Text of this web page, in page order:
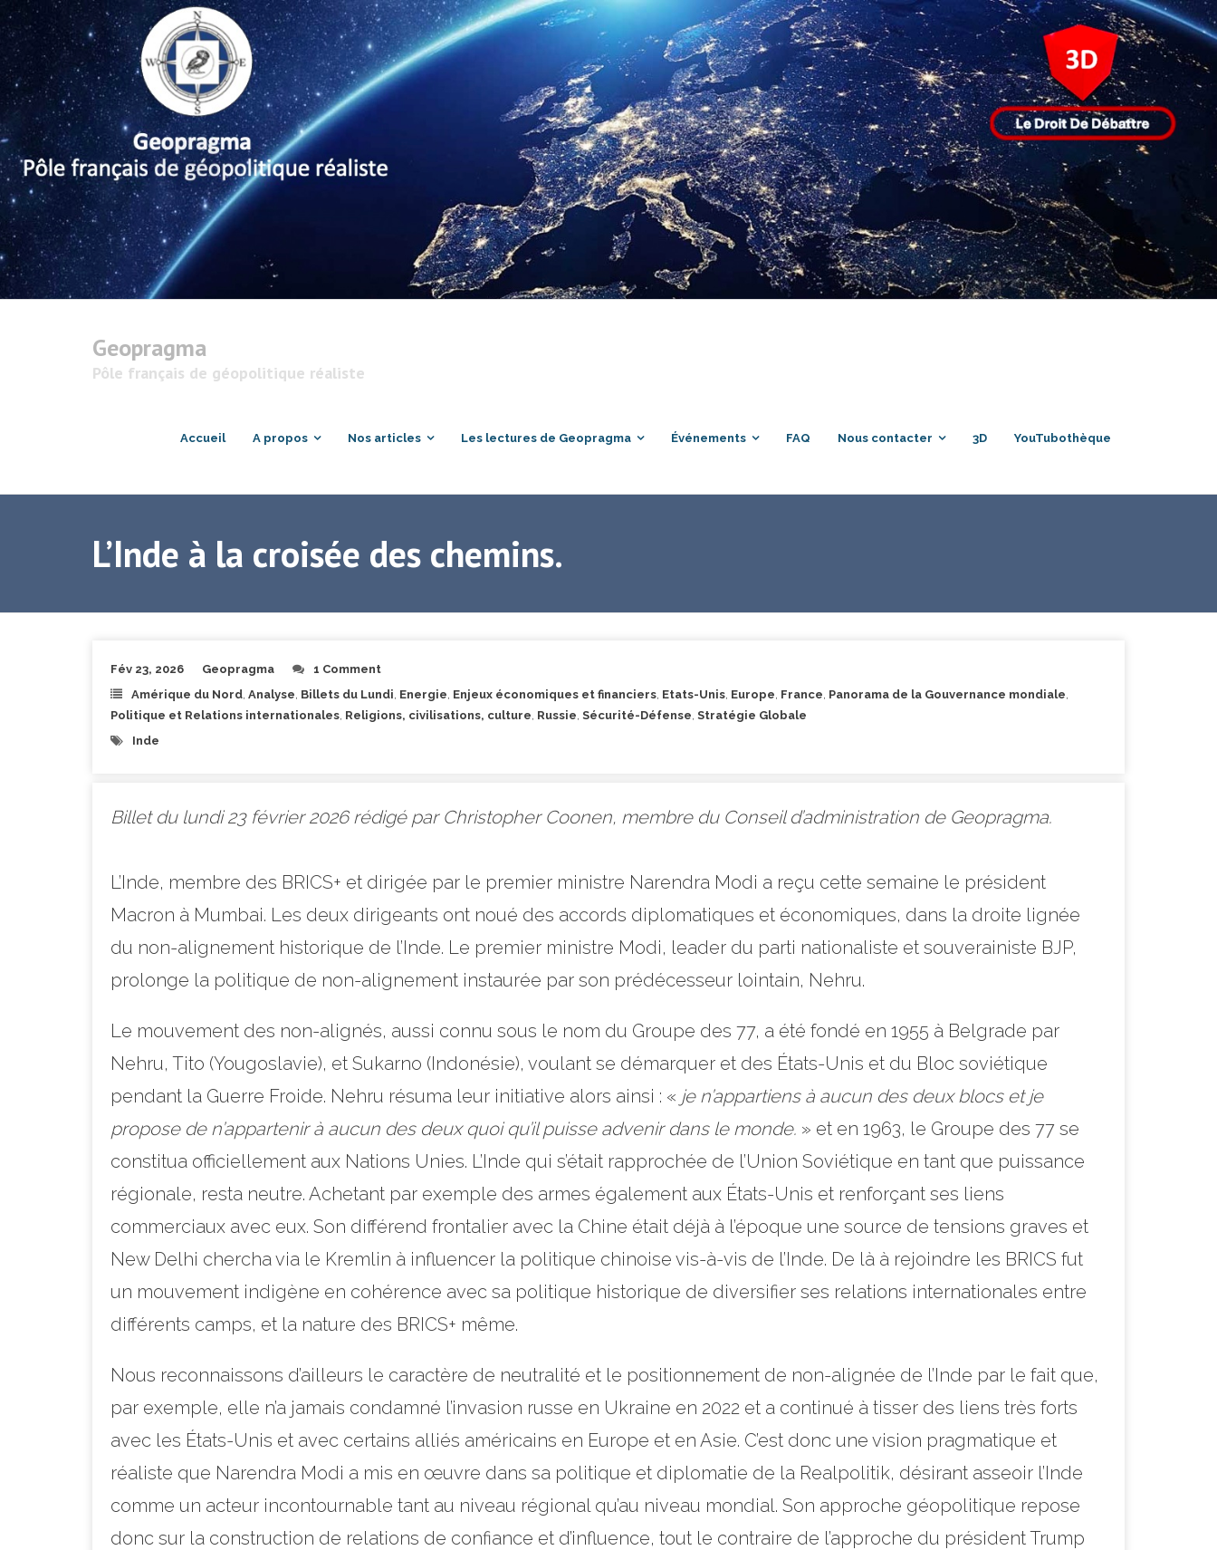
Geopragma
Pôle français de géopolitique réaliste
Accueil A propos Nos articles Les lectures de Geopragma Événements FAQ Nous contacter 3D YouTubothèque
L’Inde à la croisée des chemins.
Fév 23, 2026 Geopragma
1 Comment
Amérique du Nord Analyse Billets du Lundi Energie Enjeux économiques et financiers Etats-Unis Europe France Panorama de la Gouvernance mondiale
Politique et Relations internationales Religions, civilisations, culture Russie Sécurité-Défense Stratégie Globale
Inde
Billet du lundi 23 février 2026 rédigé par Christopher Coonen, membre du Conseil d’administration de Geopragma.
L’Inde, membre des BRICS+ et dirigée par le premier ministre Narendra Modi a reçu cette semaine le président
Macron à Mumbai. Les deux dirigeants ont noué des accords diplomatiques et économiques, dans la droite lignée
du non-alignement historique de l’Inde. Le premier ministre Modi, leader du parti nationaliste et souverainiste BJP,
prolonge la politique de non-alignement instaurée par son prédécesseur lointain, Nehru.
Le mouvement des non-alignés, aussi connu sous le nom du Groupe des 77, a été fondé en 1955 à Belgrade par
Nehru, Tito (Yougoslavie), et Sukarno (Indonésie), voulant se démarquer et des États-Unis et du Bloc soviétique
pendant la Guerre Froide. Nehru résuma leur initiative alors ainsi : « je n’appartiens à aucun des deux blocs et je
propose de n’appartenir à aucun des deux quoi qu’il puisse advenir dans le monde. » et en 1963, le Groupe des 77 se
constitua officiellement aux Nations Unies. L’Inde qui s’était rapprochée de l’Union Soviétique en tant que puissance
régionale, resta neutre. Achetant par exemple des armes également aux États-Unis et renforçant ses liens
commerciaux avec eux. Son différend frontalier avec la Chine était déjà à l’époque une source de tensions graves et
New Delhi chercha via le Kremlin à influencer la politique chinoise vis-à-vis de l’Inde. De là à rejoindre les BRICS fut
un mouvement indigène en cohérence avec sa politique historique de diversifier ses relations internationales entre
différents camps, et la nature des BRICS+ même.
Nous reconnaissons d’ailleurs le caractère de neutralité et le positionnement de non-alignée de l’Inde par le fait que,
par exemple, elle n’a jamais condamné l’invasion russe en Ukraine en 2022 et a continué à tisser des liens très forts
avec les États-Unis et avec certains alliés américains en Europe et en Asie. C’est donc une vision pragmatique et
réaliste que Narendra Modi a mis en œuvre dans sa politique et diplomatie de la Realpolitik, désirant asseoir l’Inde
comme un acteur incontournable tant au niveau régional qu’au niveau mondial. Son approche géopolitique repose
donc sur la construction de relations de confiance et d’influence, tout le contraire de l’approche du président Trump